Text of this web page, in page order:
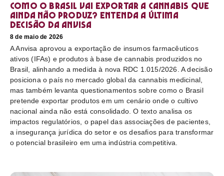
Como o Brasil vai exportar a cannabis que
ainda não produz? Entenda a última
decisão da Anvisa
8 de maio de 2026
A Anvisa aprovou a exportação de insumos farmacêuticos
ativos (IFAs) e produtos à base de cannabis produzidos no
Brasil, alinhando a medida à nova RDC 1.015/2026. A decisão
posiciona o país no mercado global da cannabis medicinal,
mas também levanta questionamentos sobre como o Brasil
pretende exportar produtos em um cenário onde o cultivo
nacional ainda não está consolidado. O texto analisa os
impactos regulatórios, o papel das associações de pacientes,
a insegurança jurídica do setor e os desafios para transformar
o potencial brasileiro em uma indústria competitiva.